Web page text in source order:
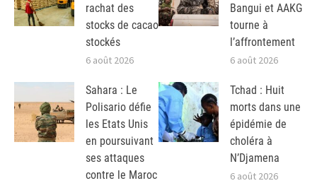
rachat des
stocks de cacao
stockés
6 août 2026
Bangui et AAKG
tourne à
l’affrontement
6 août 2026
Sahara : Le
Polisario défie
les Etats Unis
en poursuivant
ses attaques
contre le Maroc
Tchad : Huit
morts dans une
épidémie de
choléra à
N’Djamena
6 août 2026